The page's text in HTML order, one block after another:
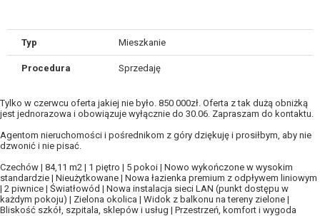
Typ Mieszkanie
Procedura Sprzedaję
Tylko w czerwcu oferta jakiej nie było. 850 000zł. Oferta z tak dużą obniżką
jest jednorazowa i obowiązuje wyłącznie do 30.06. Zapraszam do kontaktu.
Agentom nieruchomości i pośrednikom z góry dziękuję i prosiłbym, aby nie
dzwonić i nie pisać.
Czechów | 84,11 m2 | 1 piętro | 5 pokoi | Nowo wykończone w wysokim
standardzie | Nieużytkowane | Nowa łazienka premium z odpływem liniowym
| 2 piwnice | Światłowód | Nowa instalacja sieci LAN (punkt dostępu w
każdym pokoju) | Zielona okolica | Widok z balkonu na tereny zielone |
Bliskość szkół, szpitala, sklepów i usług | Przestrzeń, komfort i wygoda